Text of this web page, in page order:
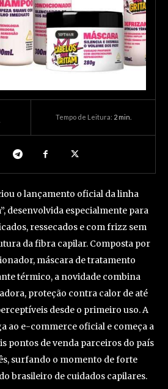
Tempo de Leitura: 2min.
o lançamento oficial da linha
desenvolvida especialmente para
ressecados e com frizz sem
da fibra capilar. Composta por
máscara de tratamento
térmico, a novidade combina
proteção contra calor de até
desde o primeiro uso. A
ao e-commerce oficial e começa a
pontos de venda parceiros do país
surfando o momento de forte
brasileiro de cuidados capilares.